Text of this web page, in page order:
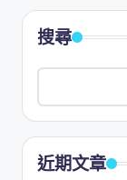
搜尋
近期文章